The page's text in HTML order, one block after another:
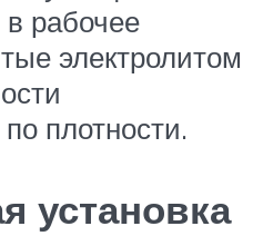
в рабочее
электролитом
плотности.
установка